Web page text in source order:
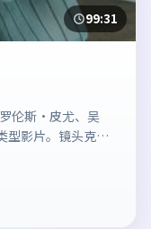
99:31
伦斯·皮尤、吴
型影片。镜头克制
创信息可供检索